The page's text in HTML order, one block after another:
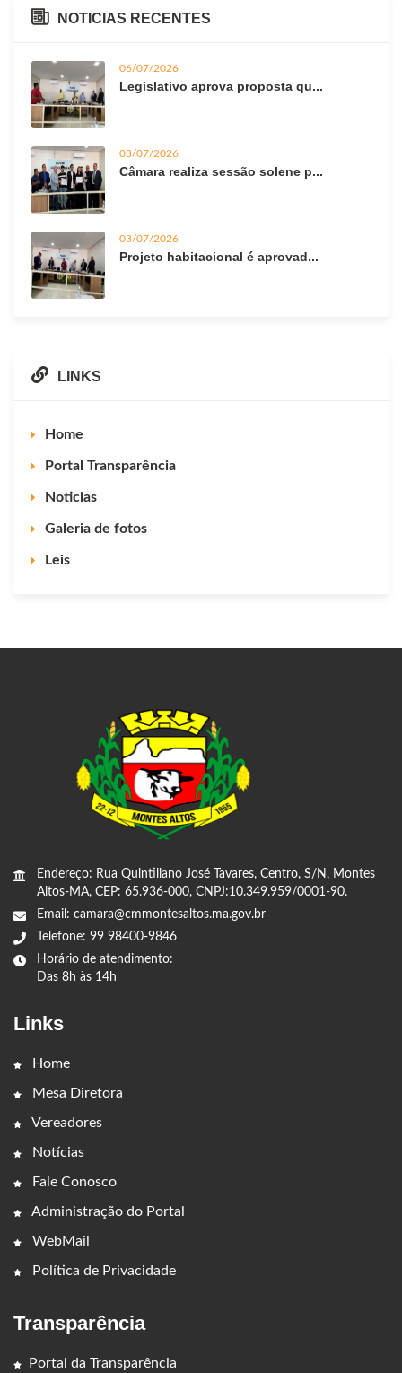
NOTICIAS RECENTES
06/07/2026
Legislativo aprova proposta qu...
03/07/2026
Câmara realiza sessão solene p...
03/07/2026
Projeto habitacional é aprovad...
LINKS
Home
Portal Transparência
Noticias
Galeria de fotos
Leis
Endereço: Rua Quintiliano José Tavares, Centro, S/N, Montes
Altos-MA, CEP: 65.936-000, CNPJ:10.349.959/0001-90.
Email: camara@cmmontesaltos.ma.gov.br
Telefone: 99 98400-9846
Horário de atendimento:
Das 8h às 14h
Links
Home
Mesa Diretora
Vereadores
Notícias
Fale Conosco
Administração do Portal
WebMail
Política de Privacidade
Transparência
Portal da Transparência